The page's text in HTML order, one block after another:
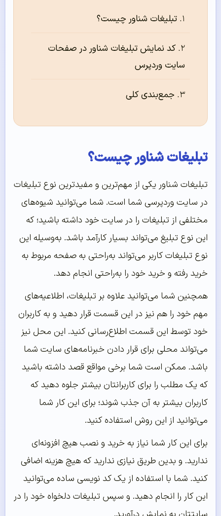
تبلیغات شناور چیست؟
کد نمایش تبلیغات شناور در صفحات
سایت وردپرس
جمع‌بندی کلی
تبلیغات شناور چیست؟
تبلیغات شناور یکی از مهم‌ترین و مفیدترین نوع تبلیغات
در سایت وردپرسی شما است. شما می‌توانید شیوه‌های
مختلفی از تبلیغات را در سایت خود داشته باشید؛ که
این نوع تبلیغ می‌تواند بسیار کارآمد باشد. به‌وسیله این
نوع تبلیغات کاربر می‌تواند به‌راحتی به صفحه مربوط به
خرید رفته و خرید خود را به‌راحتی انجام دهد.
همچنین شما می‌توانید علاوه بر تبلیغات، اطلاعیه‌های
مهم خود را هم نیز در این قسمت قرار دهید و به کاربران
خود توسط این قسمت اطلاع‌رسانی کنید. این محل نیز
می‌تواند محلی برای قرار دادن خبرنامه‌های سایت شما
باشد. ممکن است شما برخی مواقع قصد داشته باشید
که یک مطلب را برای کاربرانتان بیشتر جلوه دهید که
کاربران بیشتر به آن جذب شوند؛ برای این کار شما
می‌توانید از این روش استفاده کنید.
برای این کار شما نیاز به خرید و نصب هیچ افزونه‌ای
ندارید. و بدین طریق نیازی ندارید که هیچ هزینه اضافی
کنید. شما با استفاده از یک کد نویسی ساده می‌توانید
این کار را انجام دهید. و سپس تبلیغات دلخواه خود را در